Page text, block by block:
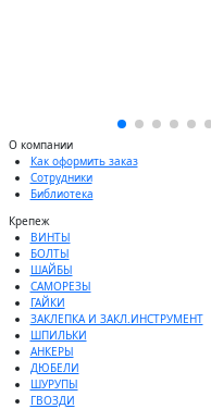
О компании
Как оформить заказ
Сотрудники
Библиотека
Крепеж
ВИНТЫ
БОЛТЫ
ШАЙБЫ
САМОРЕЗЫ
ГАЙКИ
ЗАКЛЕПКА И ЗАКЛ.ИНСТРУМЕНТ
ШПИЛЬКИ
АНКЕРЫ
ДЮБЕЛИ
ШУРУПЫ
ГВОЗДИ